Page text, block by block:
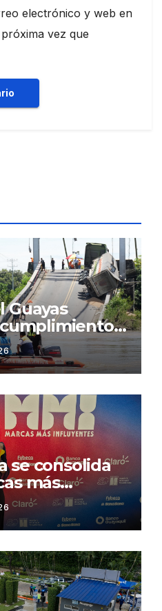
electrónico y web en
vez que
Guayas
y
en
puente
en
se consolida
más
Ecuador